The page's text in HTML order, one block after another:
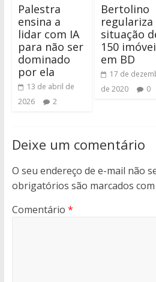
Palestra
ensina a
lidar com IA
para não ser
dominado
por ela
13 de abril de
2026
2
Bertolino
regulariza
situação
150
em BD
17 de
de 2020
0
Deixe um comentário
O seu endereço de e-mail não
obrigatórios são marcados com
Comentário *